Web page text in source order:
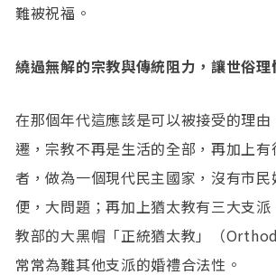
難被祝福。
繞過無解的宗教與傳統阻力，讓世俗
在那個年代這應該是可以被接受的理由
遷，宗教不再是生活的全部，再加上
者，做為一個現代民主國家，沒有市民
便，大問題；再加上猶太教有三大支
教部的大黑帽「正統猶太教」（
常常為難其他支派的婚禮合法性。